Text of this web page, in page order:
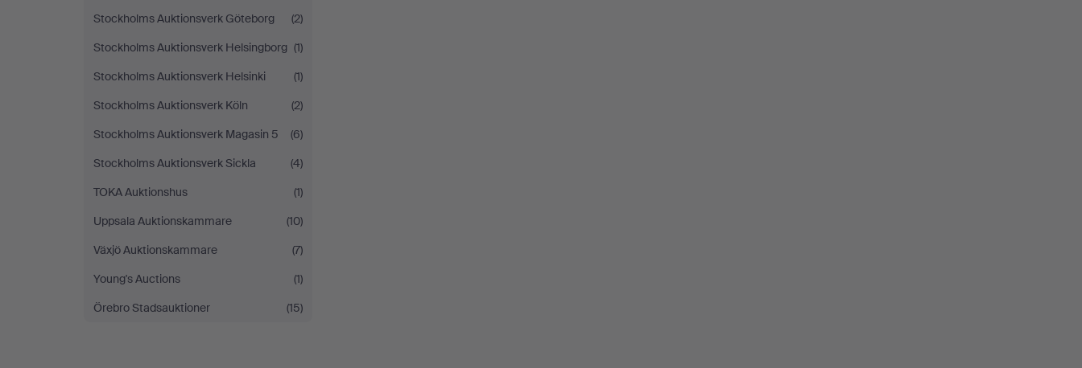
Stockholms Auktionsverk Göteborg
(2)
Stockholms Auktionsverk Helsingborg (1)
Stockholms Auktionsverk Helsinki
(1)
Stockholms Auktionsverk Köln
(2)
Stockholms Auktionsverk Magasin 5
(6)
Stockholms Auktionsverk Sickla
(4)
TOKA Auktionshus
(1)
Uppsala Auktionskammare
(10)
Växjö Auktionskammare
(7)
Young's Auctions
(1)
Örebro Stadsauktioner
(15)